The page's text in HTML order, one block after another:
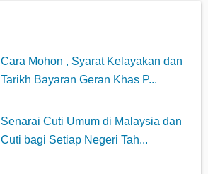
Cara Mohon , Syarat Kelayakan dan
Tarikh Bayaran Geran Khas P...
Senarai Cuti Umum di Malaysia dan
Cuti bagi Setiap Negeri Tah...